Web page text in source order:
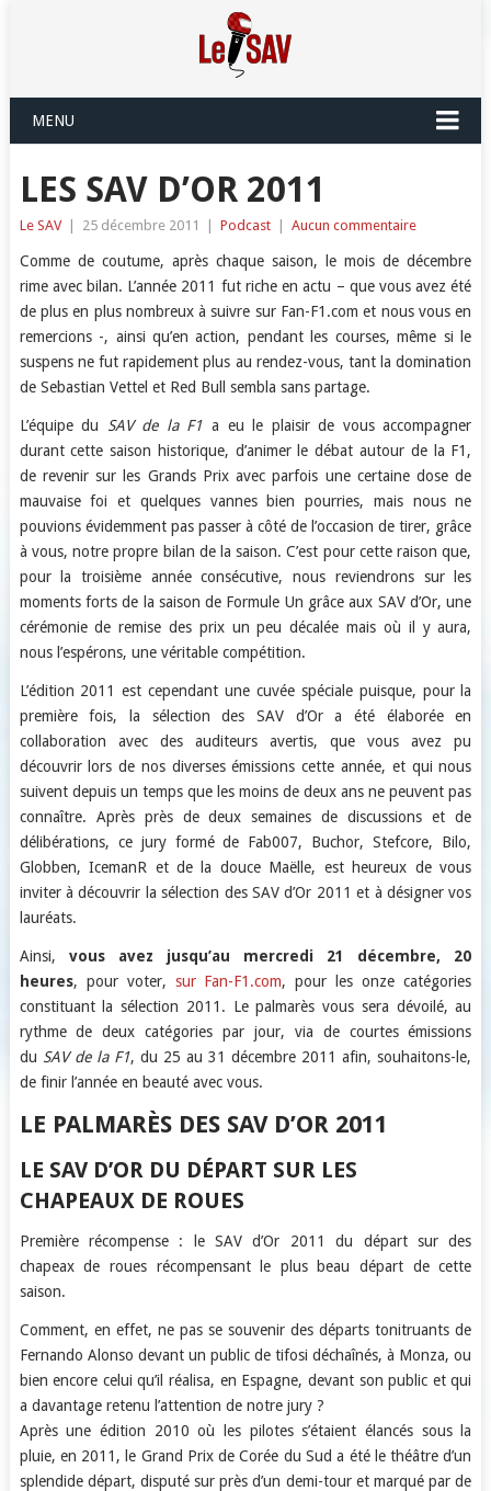
MENU
LES SAV D’OR 2011
Le SAV 25 décembre 2011 Podcast Aucun commentaire
Comme de coutume, après chaque saison, le mois de décembre
rime avec bilan. L’année 2011 fut riche en actu – que vous avez été
de plus en plus nombreux à suivre sur Fan-F1.com et nous vous en
remercions -, ainsi qu’en action, pendant les courses, même si le
suspens ne fut rapidement plus au rendez-vous, tant la domination
de Sebastian Vettel et Red Bull sembla sans partage.
L’équipe du SAV de la F1 a eu le plaisir de vous accompagner
durant cette saison historique, d’animer le débat autour de la F1,
de revenir sur les Grands Prix avec parfois une certaine dose de
mauvaise foi et quelques vannes bien pourries, mais nous ne
pouvions évidemment pas passer à côté de l’occasion de tirer, grâce
à vous, notre propre bilan de la saison. C’est pour cette raison que,
pour la troisième année consécutive, nous reviendrons sur les
moments forts de la saison de Formule Un grâce aux SAV d’Or, une
cérémonie de remise des prix un peu décalée mais où il y aura,
nous l’espérons, une véritable compétition.
L’édition 2011 est cependant une cuvée spéciale puisque, pour la
première fois, la sélection des SAV d’Or a été élaborée en
collaboration avec des auditeurs avertis, que vous avez pu
découvrir lors de nos diverses émissions cette année, et qui nous
suivent depuis un temps que les moins de deux ans ne peuvent pas
connaître. Après près de deux semaines de discussions et de
délibérations, ce jury formé de Fab007, Buchor, Stefcore, Bilo,
Globben, IcemanR et de la douce Maëlle, est heureux de vous
inviter à découvrir la sélection des SAV d’Or 2011 et à désigner vos
lauréats.
Ainsi, vous avez jusqu’au mercredi 21 décembre, 20
heures, pour voter, sur Fan-F1.com, pour les onze catégories
constituant la sélection 2011. Le palmarès vous sera dévoilé, au
rythme de deux catégories par jour, via de courtes émissions
du SAV de la F1, du 25 au 31 décembre 2011 afin, souhaitons-le,
de finir l’année en beauté avec vous.
LE PALMARÈS DES SAV D’OR 2011
LE SAV D’OR DU DÉPART SUR LES
CHAPEAUX DE ROUES
Première récompense : le SAV d’Or 2011 du départ sur des
chapeax de roues récompensant le plus beau départ de cette
saison.
Comment, en effet, ne pas se souvenir des départs tonitruants de
Fernando Alonso devant un public de tifosi déchaînés, à Monza, ou
bien encore celui qu’il réalisa, en Espagne, devant son public et qui
a davantage retenu l’attention de notre jury ?
Après une édition 2010 où les pilotes s’étaient élancés sous la
pluie, en 2011, le Grand Prix de Corée du Sud a été le théâtre d’un
splendide départ, disputé sur près d’un demi-tour et marqué par de